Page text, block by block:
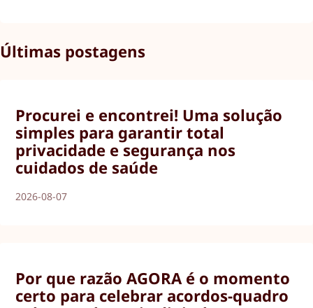
Últimas postagens
Procurei e encontrei! Uma solução
simples para garantir total
privacidade e segurança nos
cuidados de saúde
2026-08-07
Por que razão AGORA é o momento
certo para celebrar acordos-quadro